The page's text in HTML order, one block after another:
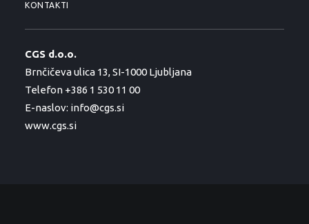
KONTAKTI
CGS d.o.o.
Brnčičeva ulica 13, SI-1000 Ljubljana
Telefon +386 1 530 11 00
E-naslov: info@cgs.si
www.cgs.si